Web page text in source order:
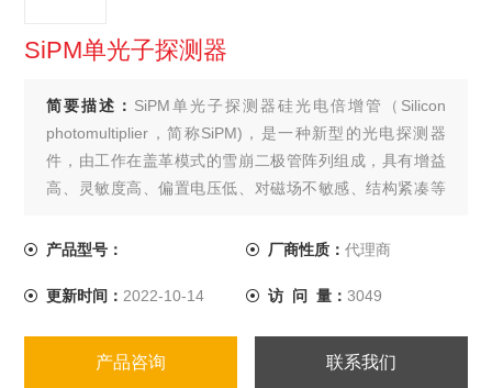
SiPM单光子探测器
简要描述： SiPM单光子探测器硅光电倍增管（Silicon
photomultiplier，简称SiPM)，是一种新型的光电探测器
件，由工作在盖革模式的雪崩二极管阵列组成，具有增益
高、灵敏度高、偏置电压低、对磁场不敏感、结构紧凑等
及核医学（PET）等领域，代表着未来极微弱光探测器的发
产品型号： 厂商性质： 代理商
更新时间： 2022-10-14 访 问 量： 3049
产品咨询 联系我们